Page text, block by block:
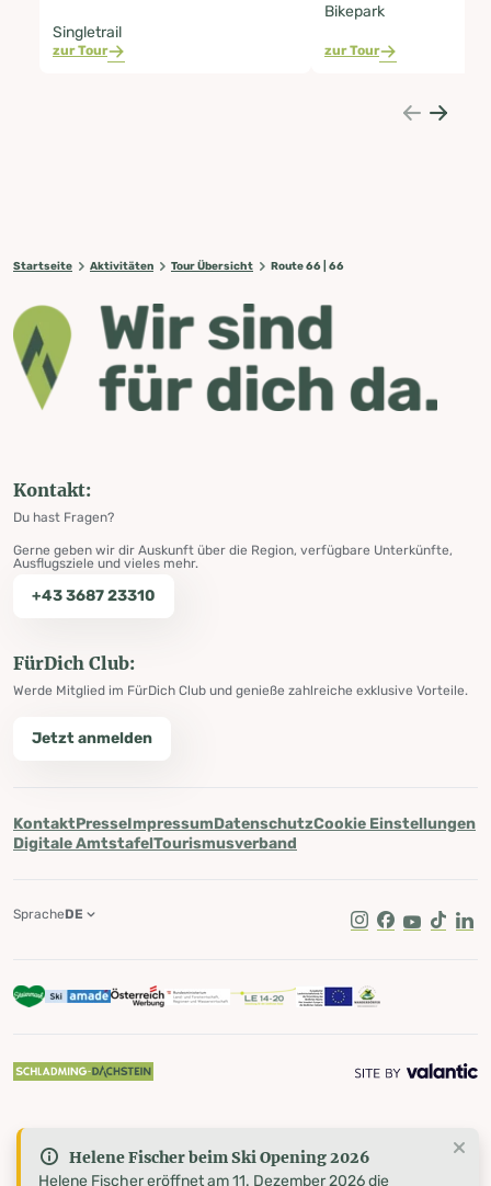
Helene Fischer beim Ski Opening 2026
Helene Fischer eröffnet am 11. Dezember 2026 die
Singletrail
zur Tour
Bikepark
zur Tour
Startseite Aktivitäten Tour Übersicht Route 66 | 66
Kontakt:
Du hast Fragen?
Gerne geben wir dir Auskunft über die Region, verfügbare Unterkünfte,
Ausflugsziele und vieles mehr.
+43 3687 23310
FürDich Club:
Werde Mitglied im FürDich Club und genieße zahlreiche exklusive Vorteile.
Jetzt anmelden
KontaktPresseImpressumDatenschutzCookie Einstellungen
Digitale AmtstafelTourismusverband
Instagram
Facebook
Youtube
Tik Tok
SpracheDE